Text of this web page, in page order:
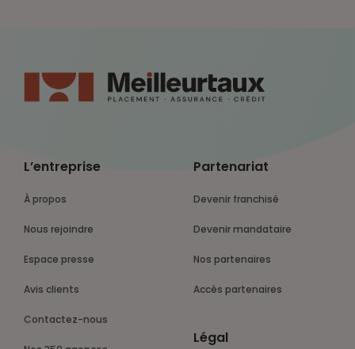
L’entreprise
À propos
Nous rejoindre
Espace presse
Avis clients
Contactez-nous
Partenariat
Devenir franchisé
Devenir mandataire
Nos partenaires
Accès partenaires
Légal